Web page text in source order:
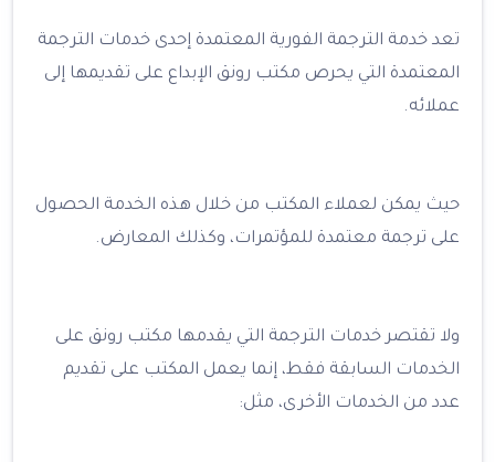
تعد خدمة الترجمة الفورية المعتمدة إحدى خدمات الترجمة
المعتمدة التي يحرص مكتب رونق الإبداع على تقديمها إلى
عملائه.
حيث يمكن لعملاء المكتب من خلال هذه الخدمة الحصول
على ترجمة معتمدة للمؤتمرات، وكذلك المعارض.
ولا تقتصر خدمات الترجمة التي يقدمها مكتب رونق على
الخدمات السابقة فقط، إنما يعمل المكتب على تقديم
عدد من الخدمات الأخرى، مثل: